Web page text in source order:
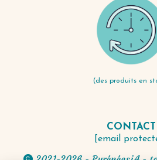
(des produits en
CONTACT
[email